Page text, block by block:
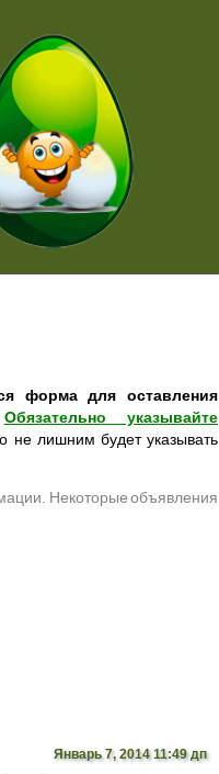
форма для оставления
Обязательно указывайте
не лишним будет указывать
Некоторые объявления
Январь 7, 2014 11:49 дп